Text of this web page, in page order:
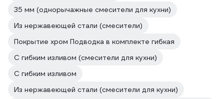
35 мм (однорычажные смесители для кухни)
Из нержавеющей стали (смесители)
Покрытие хром Подводка в комплекте гибкая
C гибким изливом (смесители для кухни)
С гибким изливом
Из нержавеющей стали (смесители для кухни)